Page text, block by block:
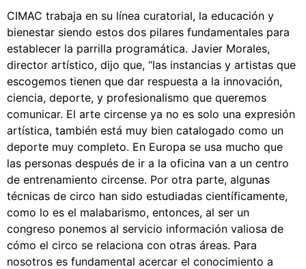
CIMAC trabaja en su línea curatorial, la educación y
bienestar siendo estos dos pilares fundamentales para
establecer la parrilla programática. Javier Morales,
director artístico, dijo que, “las instancias y artistas que
escogemos tienen que dar respuesta a la innovación,
ciencia, deporte, y profesionalismo que queremos
comunicar. El arte circense ya no es solo una expresión
artística, también está muy bien catalogado como un
deporte muy completo. En Europa se usa mucho que
las personas después de ir a la oficina van a un centro
de entrenamiento circense. Por otra parte, algunas
técnicas de circo han sido estudiadas científicamente,
como lo es el malabarismo, entonces, al ser un
congreso ponemos al servicio información valiosa de
cómo el circo se relaciona con otras áreas. Para
nosotros es fundamental acercar el conocimiento a